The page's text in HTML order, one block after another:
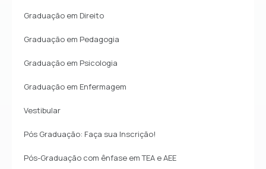
Graduação em Direito
Graduação em Pedagogia
Graduação em Psicologia
Graduação em Enfermagem
Vestibular
Pós Graduação: Faça sua Inscrição!
Pós-Graduação com ênfase em TEA e AEE